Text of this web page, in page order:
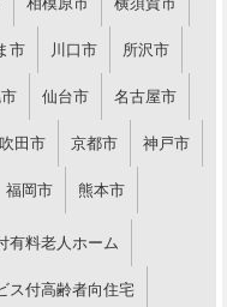
市 川口市 所沢市
仙台市 名古屋市
吹田市 京都市 神戸市
福岡市 熊本市
有料老人ホーム
ス付高齢者向住宅